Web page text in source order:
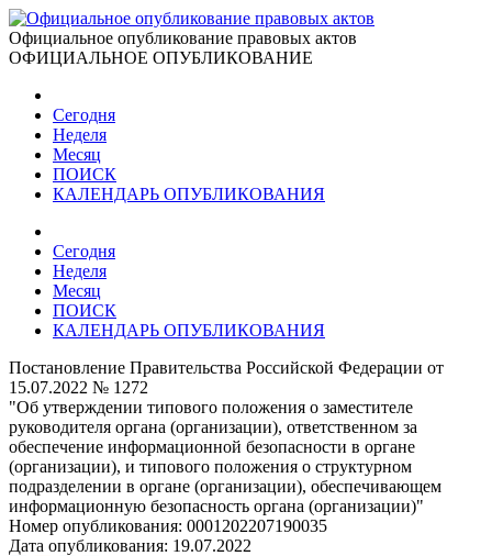
Официальное опубликование правовых актов
ОФИЦИАЛЬНОЕ ОПУБЛИКОВАНИЕ
Сегодня
Неделя
Месяц
ПОИСК
КАЛЕНДАРЬ ОПУБЛИКОВАНИЯ
Сегодня
Неделя
Месяц
ПОИСК
КАЛЕНДАРЬ ОПУБЛИКОВАНИЯ
Постановление Правительства Российской Федерации от
15.07.2022 № 1272
"Об утверждении типового положения о заместителе
руководителя органа (организации), ответственном за
обеспечение информационной безопасности в органе
(организации), и типового положения о структурном
подразделении в органе (организации), обеспечивающем
информационную безопасность органа (организации)"
Номер опубликования: 0001202207190035
Дата опубликования: 19.07.2022